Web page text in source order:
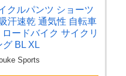
クルパンツ ショーツ
汗速乾 通気性 自転車
ードバイク サイクリ
グ BL XL
Sports